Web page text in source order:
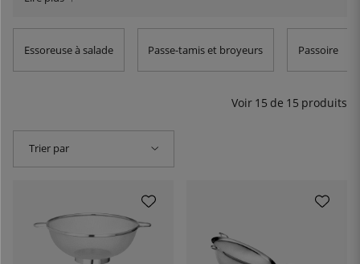
mécanique assure le pressage, tandis que dans le cas
d'un tamis, le pressage doit être effectué à la main.
Essoreuse à salade Passe-tamis et broyeurs Passoire
Voir 15 de 15 produits
Trier par